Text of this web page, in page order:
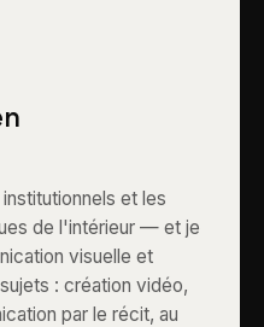
et les
de l'intérieur — et je
visuelle et
: création vidéo,
par le récit, au